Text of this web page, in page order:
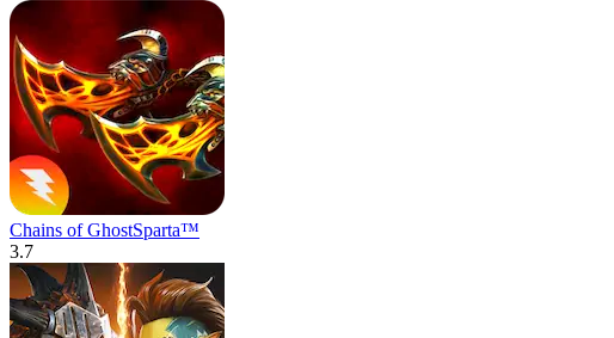
Chains of GhostSparta™
3.7